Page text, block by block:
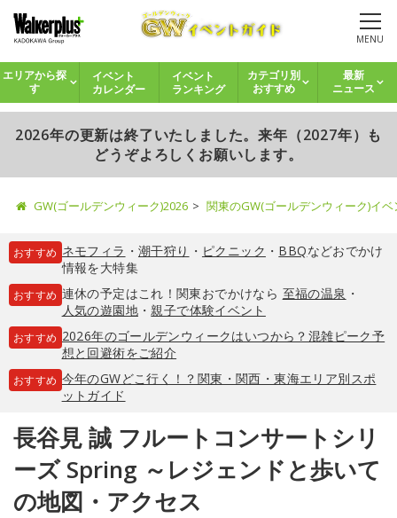
MENU
エリアから探
す
イベント
カレンダー
イベント
ランキング
カテゴリ別
おすすめ
最新
ニュース
2026年の更新は終了いたしました。来年（2027年）も
どうぞよろしくお願いします。
GW(ゴールデンウィーク)2026 関東のGW(ゴールデンウィーク)イ
おすすめ ネモフィラ ・ 潮干狩り ・ ピクニック ・ BBQなどおでかけ
情報を大特集
おすすめ 連休の予定はこれ！関東おでかけなら 至福の温泉 ・
人気の遊園地・親子で体験イベント
おすすめ 2026年のゴールデンウィークはいつから？混雑ピーク予
想と回避術をご紹介
おすすめ 今年のGWどこ行く！？関東・関西・東海エリア別スポ
ットガイド
長谷見 誠 フルートコンサートシリ
ーズ Spring ～レジェンドと歩いて
の地図・アクセス